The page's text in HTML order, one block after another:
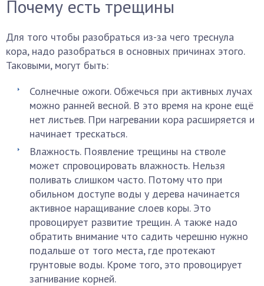
Почему есть трещины
Для того чтобы разобраться из-за чего треснула
кора, надо разобраться в основных причинах этого.
Таковыми, могут быть:
Солнечные ожоги. Обжечься при активных лучах
можно ранней весной. В это время на кроне ещё
нет листьев. При нагревании кора расширяется и
начинает трескаться.
Влажность. Появление трещины на стволе
может спровоцировать влажность. Нельзя
поливать слишком часто. Потому что при
обильном доступе воды у дерева начинается
активное наращивание слоев коры. Это
провоцирует развитие трещин. А также надо
обратить внимание что садить черешню нужно
подальше от того места, где протекают
грунтовые воды. Кроме того, это провоцирует
загнивание корней.